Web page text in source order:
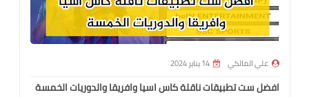
علي المالكي 14 يناير 2024
افضل ست تطبيقات ناقلة كاس اسيا وافريقا والدوريات الخمسة